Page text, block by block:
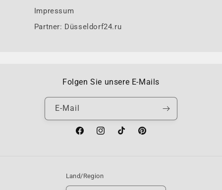
Impressum
Partner: Düsseldorf24.ru
Folgen Sie unsere E-Mails
E-Mail
FacebookInstagramTikTok Pinterest
Land/Region